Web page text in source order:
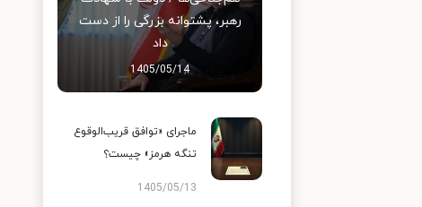
رهبر، پشتوانه بزرگی را از دست
داد
1405/05/14
ماجرای «توافق قریب‌الوقوع
تنگه هرمز» چیست؟
1405/05/13